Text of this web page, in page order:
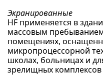
Экранированные
HF применяется в
массовым
помещениях,
микропроцессорной
школах, больницах и
зрелищных